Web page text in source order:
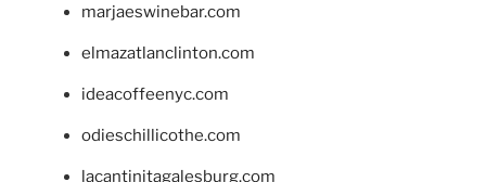
marjaeswinebar.com
elmazatlanclinton.com
ideacoffeenyc.com
odieschillicothe.com
lacantinitagalesburg.com